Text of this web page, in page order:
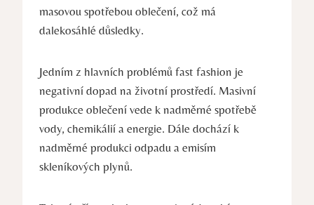
masovou spotřebou oblečení, což má
dalekosáhlé důsledky.
Jedním z hlavních problémů fast fashion je
negativní dopad na životní prostředí. Masivní
produkce oblečení vede k nadměrné spotřebě
vody, chemikálií a energie. Dále dochází k
nadměrné produkci odpadu a emisím
skleníkových plynů.